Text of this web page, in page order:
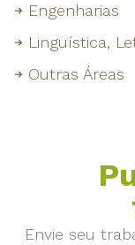
Engenharias
Linguística,
Outras Áreas
Envie seu